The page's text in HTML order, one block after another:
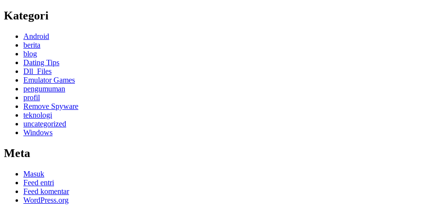
Kategori
Android
berita
blog
Dating Tips
Dll_Files
Emulator Games
pengumuman
profil
Remove Spyware
teknologi
uncategorized
Windows
Meta
Masuk
Feed entri
Feed komentar
WordPress.org